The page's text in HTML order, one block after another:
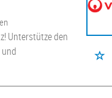
Unterstütze den